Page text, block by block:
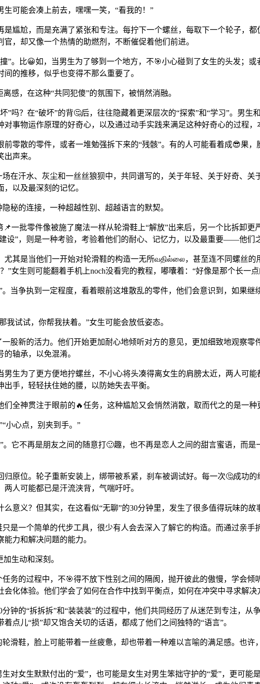
可能会凑上前去，嘿嘿一笑，“看我的！”
尴尬，而是充满了紧张和专注。每拧下一个螺丝，每取下一个轮子，
，却又像一个热情的助燃剂，不断催促着他们前进。
”。比😀如，当男生为了够到一个地方，不🎯小心碰到了女生的头发；
的推移，似乎也变得不那么重要了。
感，在这种“共同犯傻”的氛围下，被悄然消融。
”吗？在“破坏”的背🤔后，往往隐藏着更深层次的“探索”和“学习”。男
事物运作原理的好奇心，以及通过动手实践来满足这种好奇心的过程，
零散的零件，或者一堆勉强拆下来的“残骸”。有的人可能看着成😎果
声来。
在汗水、灰尘和一丝丝狼狈中，共同谱写的，关于年轻、关于好奇、
以及最深刻的记忆。
秘的连接，一种超越性别、超越语言的默契。
一批零件像被施了魔法一样从轮滑鞋上“解放”出来后，另一个比拆卸
设”，则是一种考验，考验着他们的耐心、记忆力，以及最重要——他们
尤其是当他们一开始对轮滑鞋的构造一无所வதில்லை，甚至连不同螺丝
”女生则可能翻着手机上noch没看完的教程，嘟囔着：“好像是那个长
当争执到一定程度，看着眼前这堆散乱的零件，他们会意识到，如果继
我试试，你帮我扶着。”女生可能会放低姿态。
股新的活力。他们开始更加耐心地倾听对方的意见，更加细致地观察
轴承，以免混淆。
生为了更方便地拧螺丝，不小心将头凑得离女生的肩膀太近，两人可
手，轻轻扶住她的腰，以防她失去平衡。
全神贯注于眼前的🔥任务，这种尴尬又会悄然消散，取而代之的是一种
小心点，别夹到手。”
它不再是朋友之间的随意打🙂趣，也不再是恋人之间的甜言蜜语，而是
原位。轮子重新安装上，绑带被系紧，刹车被调试好。每一次🤔成功
人可能都已是汗流浃背，气喘吁吁。
意义？但其实，在这看似“无聊”的30分钟里，发生了很多值得玩味的故
是一个简单的代步工具，很少有人会去深入了解它的构造。而通过亲
力和解决问题的能力。
生动和深刻。
务的过程中，不🎯得不放下性别之间的隔阂，抛开彼此的傲慢，学会倾
化体验。他们学会了如何在合作中找到平衡点，如何在冲突中寻求解决
钟的“拆拆拆”和“装装装”的过程中，他们共同经历了从迷茫到专注，从
点儿“损”却又饱含关切的话语，都成了他们之间独特的“语言”。
滑鞋，脸上可能带着一丝疲惫，却也带着一种难以言喻的满足感。也许
对女生默默付出的“爱”，也可能是女生对男生笨拙守护的“爱”，更可